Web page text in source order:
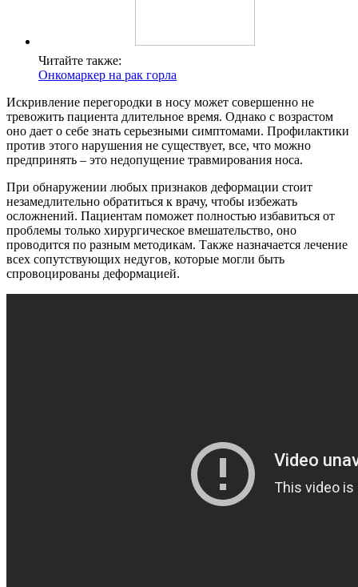
Читайте также:
Онкомаркер на рак горла
Искривление перегородки в носу может совершенно не
тревожить пациента длительное время. Однако с возрастом
оно дает о себе знать серьезными симптомами. Профилактики
против этого нарушения не существует, все, что можно
предпринять – это недопущение травмирования носа.
При обнаружении любых признаков деформации стоит
незамедлительно обратиться к врачу, чтобы избежать
осложнений. Пациентам поможет полностью избавиться от
проблемы только хирургическое вмешательство, оно
проводится по разным методикам. Также назначается лечение
всех сопутствующих недугов, которые могли быть
спровоцированы деформацией.